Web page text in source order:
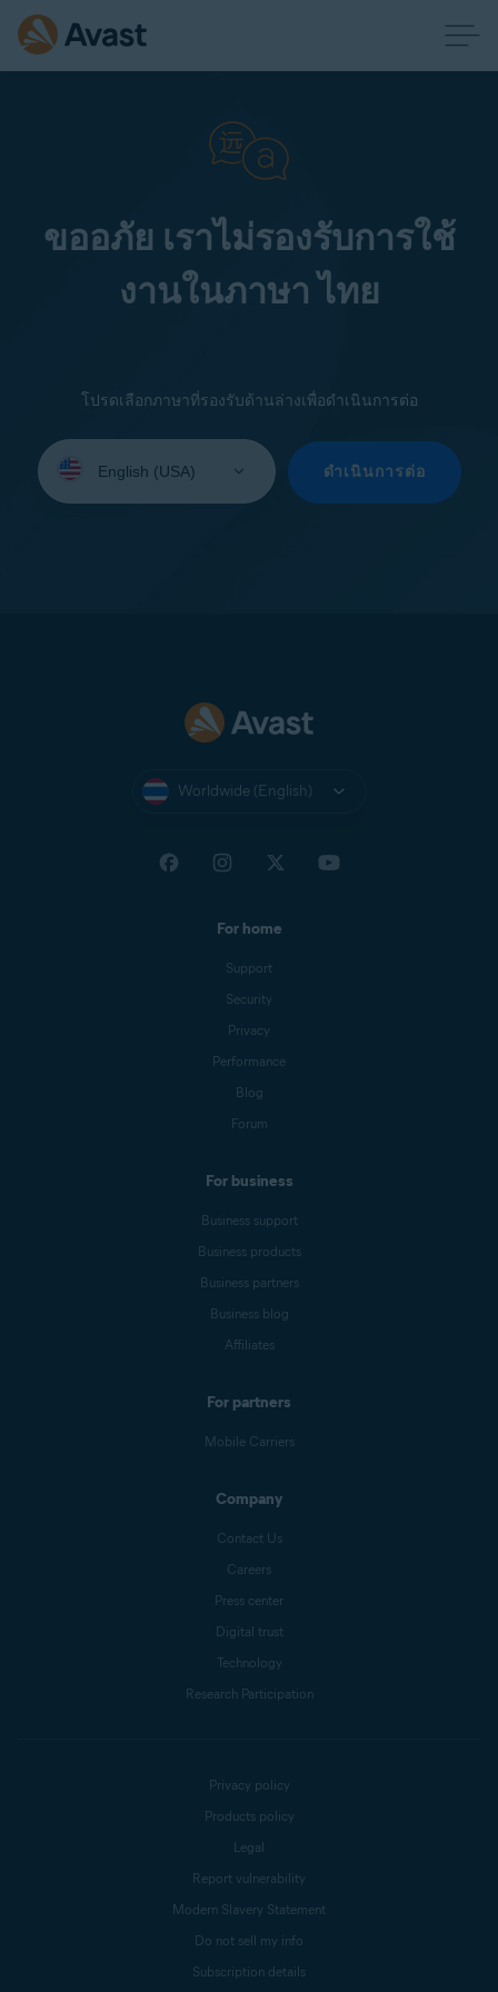
ขออภัย เราไม่รองรับการใช้
งานในภาษา ไทย
โปรดเลือกภาษาที่รองรับด้านล่างเพื่อดำเนินการต่อ
your
ดำเนินการต่อ
Worldwide (English)
For home
Support
Security
Privacy
Performance
Blog
Forum
For business
Business support
Business products
Business partners
Business blog
Affiliates
For partners
Mobile Carriers
Company
Contact Us
Careers
Press center
Digital trust
Technology
Research Participation
Privacy policy
Products policy
Legal
Report vulnerability
Modern Slavery Statement
Do not sell my info
Subscription details